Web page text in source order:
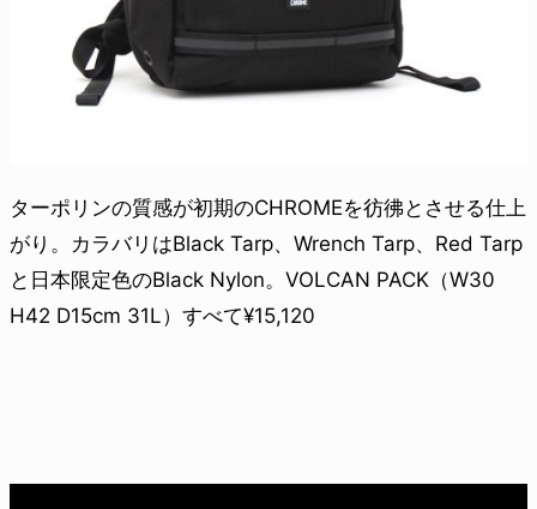
ターポリンの質感が初期のCHROMEを彷彿とさせる仕上
がり。カラバリはBlack Tarp、Wrench Tarp、Red Tarp
と日本限定色のBlack Nylon。VOLCAN PACK（W30
H42 D15cm 31L）すべて¥15,120